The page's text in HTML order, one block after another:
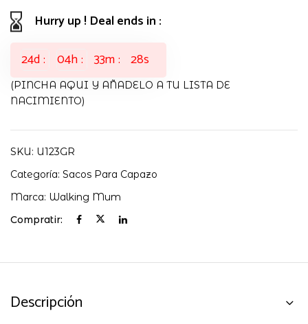
Hurry up ! Deal ends in :
24d 04h 33m 28s
(PINCHA AQUI Y AÑADELO A TU LISTA DE
NACIMIENTO)
SKU: U123GR
Categoría: Sacos Para Capazo
Marca: Walking Mum
Compratir:
Descripción